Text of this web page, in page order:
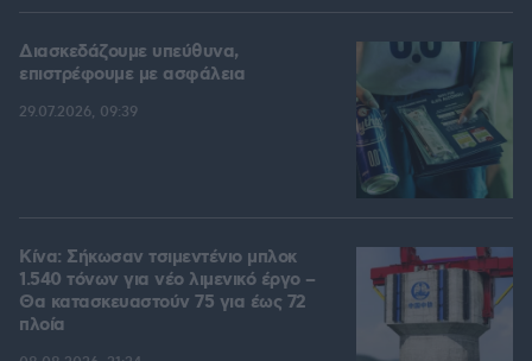
Διασκεδάζουμε υπεύθυνα,
επιστρέφουμε με ασφάλεια
29.07.2026, 09:39
Κίνα: Σήκωσαν τσιμεντένιο μπλοκ
1.540 τόνων για νέο λιμενικό έργο –
Θα κατασκευαστούν 75 για έως 72
πλοία